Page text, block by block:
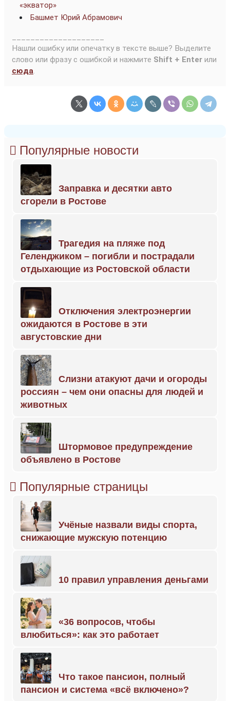
«экватор»
Башмет Юрий Абрамович
Нашли ошибку или опечатку в тексте выше? Выделите
слово или фразу с ошибкой и нажмите Shift + Enter или
сюда.
Популярные новости
Заправка и десятки авто
сгорели в Ростове
Трагедия на пляже под
Геленджиком – погибли и пострадали
отдыхающие из Ростовской области
Отключения электроэнергии
ожидаются в Ростове в эти
августовские дни
Слизни атакуют дачи и огороды
россиян – чем они опасны для людей и
животных
Штормовое предупреждение
объявлено в Ростове
Популярные страницы
Учёные назвали виды спорта,
снижающие мужскую потенцию
10 правил управления деньгами
«36 вопросов, чтобы
влюбиться»: как это работает
Что такое пансион, полный
пансион и система «всё включено»?